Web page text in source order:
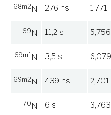
68m2 Ni 276 ns 1,771
69 Ni 11,2 s 5,756
69m1 Ni 3,5 s 6,079
69m2 Ni 439 ns 2,701
70 Ni 6 s 3,763